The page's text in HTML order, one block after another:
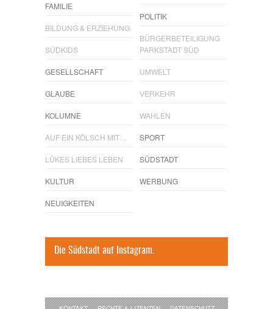
FAMILIE
BILDUNG & ERZIEHUNG
SÜDKIDS
GESELLSCHAFT
GLAUBE
KOLUMNE
AUF EIN KÖLSCH MIT…
LÜKES LIEBES LEBEN
KULTUR
NEUIGKEITEN
POLITIK
BÜRGERBETEILIGUNG
PARKSTADT SÜD
UMWELT
VERKEHR
WAHLEN
SPORT
SÜDSTADT
WERBUNG
Die Südstadt auf Instagram.